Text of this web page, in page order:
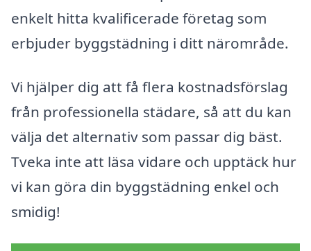
enkelt hitta kvalificerade företag som
erbjuder byggstädning i ditt närområde.
Vi hjälper dig att få flera kostnadsförslag
från professionella städare, så att du kan
välja det alternativ som passar dig bäst.
Tveka inte att läsa vidare och upptäck hur
vi kan göra din byggstädning enkel och
smidig!